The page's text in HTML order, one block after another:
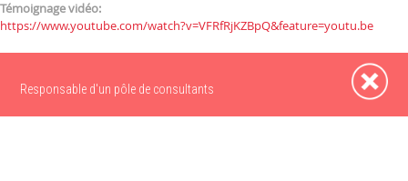
Témoignage vidéo:
https://www.youtube.com/watch?v=VFRfRjKZBpQ&feature=youtu.be
Responsable d'un pôle de consultants